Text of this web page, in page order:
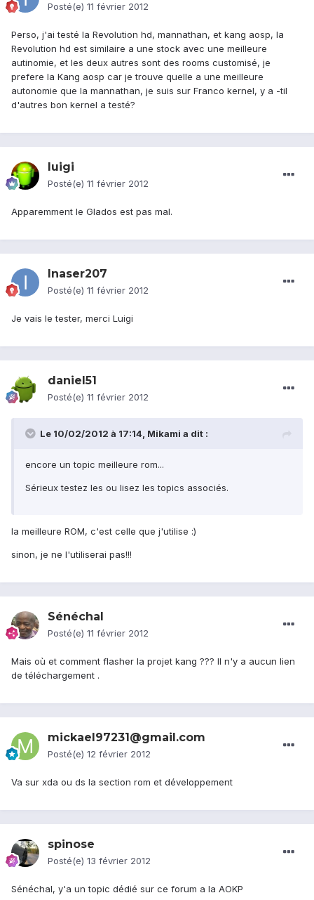
Posté(e) 11 février 2012
Perso, j'ai testé la Revolution hd, mannathan, et kang aosp, la
Revolution hd est similaire a une stock avec une meilleure
autinomie, et les deux autres sont des rooms customisé, je
prefere la Kang aosp car je trouve quelle a une meilleure
autonomie que la mannathan, je suis sur Franco kernel, y a -til
d'autres bon kernel a testé?
luigi
Posté(e) 11 février 2012
Apparemment le Glados est pas mal.
Inaser207
Posté(e) 11 février 2012
Je vais le tester, merci Luigi
daniel51
Posté(e) 11 février 2012
Le 10/02/2012 à 17:14, Mikami a dit :
encore un topic meilleure rom...
Sérieux testez les ou lisez les topics associés.
la meilleure ROM, c'est celle que j'utilise :)
sinon, je ne l'utiliserai pas!!!
Sénéchal
Posté(e) 11 février 2012
Mais où et comment flasher la projet kang ??? Il n'y a aucun lien
de téléchargement .
mickael97231@gmail.com
Posté(e) 12 février 2012
Va sur xda ou ds la section rom et développement
spinose
Posté(e) 13 février 2012
Sénéchal, y'a un topic dédié sur ce forum a la AOKP